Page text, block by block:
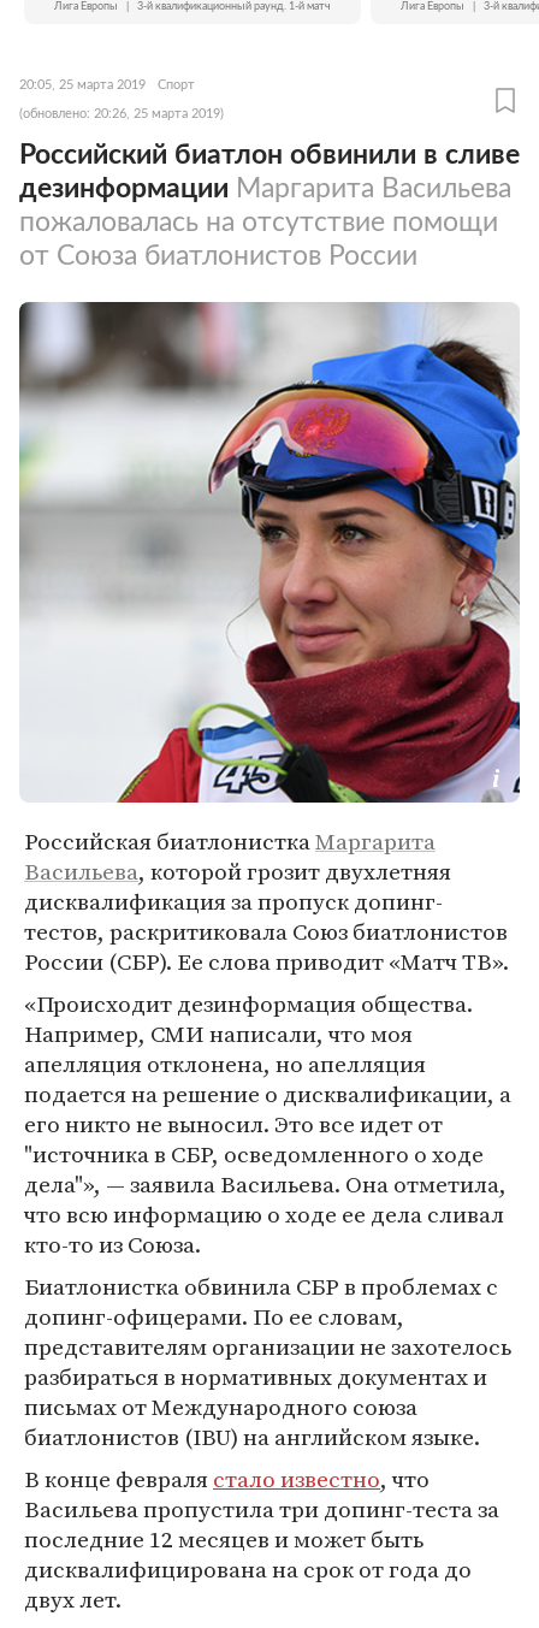
Лига Европы 3-й квалификационный раунд. 1-й матч Лига Европы 3-й
20:05, 25 марта 2019 Спорт
(обновлено: 20:26, 25 марта 2019)
Российский биатлон обвинили в сливе
дезинформации Маргарита Васильева
пожаловалась на отсутствие помощи
от Союза биатлонистов России
Российская биатлонисткаМаргарита
Васильева, которой грозит двухлетняя
дисквалификация за пропуск допинг-
тестов, раскритиковала Союз биатлонистов
России (СБР). Ее слова приводит «Матч ТВ».
«Происходит дезинформация общества.
Например, СМИ написали, что моя
апелляция отклонена, но апелляция
подается на решение о дисквалификации, а
его никто не выносил. Это все идет от
"источника в СБР, осведомленного о ходе
дела"», — заявила Васильева. Она отметила,
что всю информацию о ходе ее дела сливал
кто-то из Союза.
Биатлонистка обвинила СБР в проблемах с
допинг-офицерами. По ее словам,
представителям организации не захотелось
разбираться в нормативных документах и
письмах от Международного союза
биатлонистов (IBU) на английском языке.
В конце февралястало известно, что
Васильева пропустила три допинг-теста за
последние 12 месяцев и может быть
дисквалифицирована на срок от года до
двух лет.